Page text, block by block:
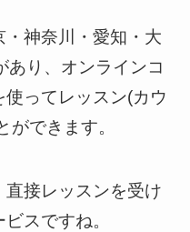
・神奈川・愛知・大
あり、オンラインコ
ってレッスン(カウ
ができます。
接レッスンを受け
スですね。